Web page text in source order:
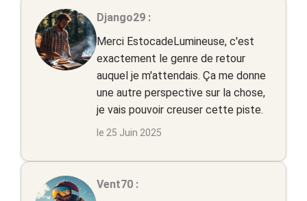
Django29 :
Merci EstocadeLumineuse, c'est
exactement le genre de retour
auquel je m'attendais. Ça me donne
une autre perspective sur la chose,
je vais pouvoir creuser cette piste.
le 25 Juin 2025
Vent70 :